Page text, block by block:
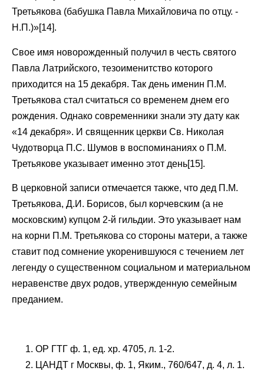
Третьякова (бабушка Павла Михайловича по отцу. -
Н.П.)»[14].
Свое имя новорожденный получил в честь святого
Павла Латрийского, тезоименитство которого
приходится на 15 декабря. Так день именин П.М.
Третьякова стал считаться со временем днем его
рождения. Однако современники знали эту дату как
«14 декабря». И священник церкви Св. Николая
Чудотворца П.С. Шумов в воспоминаниях о П.М.
Третьякове указывает именно этот день[15].
В церковной записи отмечается также, что дед П.М.
Третьякова, Д.И. Борисов, был корчевским (а не
московским) купцом 2-й гильдии. Это указывает нам
на корни П.М. Третьякова со стороны матери, а также
ставит под сомнение укоренившуюся с течением лет
легенду о существенном социальном и материальном
неравенстве двух родов, утвержденную семейным
преданием.
ОР ГТГ ф. 1, ед. хр. 4705, л. 1-2.
ЦАНДТ г Москвы, ф. 1, Яким., 760/647, д. 4, л. 1.